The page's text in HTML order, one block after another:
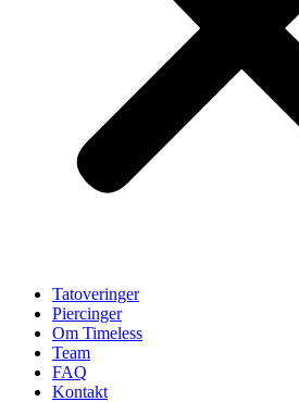
Tatoveringer
Piercinger
Om Timeless
Team
FAQ
Kontakt